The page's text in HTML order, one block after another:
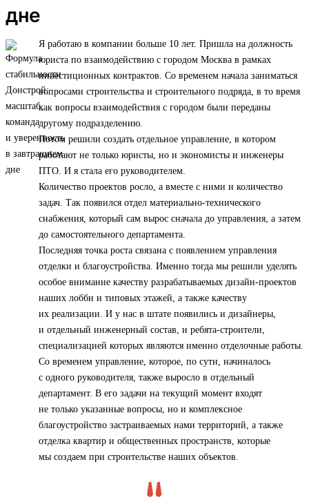
дне
Я работаю в компании больше 10 лет. Пришла на должность
юриста по взаимодействию с городом Москва в рамках
инвестиционных контрактов. Со временем начала заниматься
вопросами строительства и строительного подряда, в то время
как вопросы взаимодействия с городом были переданы
другому подразделению.
Потом решили создать отдельное управление, в котором
работают не только юристы, но и экономисты и инженеры
ПТО. И я стала его руководителем.
Количество проектов росло, а вместе с ними и количество
задач. Так появился отдел материально-технического
снабжения, который сам вырос сначала до управления, а затем
до самостоятельного департамента.
Последняя точка роста связана с появлением управления
отделки и благоустройства. Именно тогда мы решили уделять
особое внимание качеству разрабатываемых дизайн-проектов
наших лобби и типовых этажей, а также качеству
их реализации. И у нас в штате появились и дизайнеры,
и отдельный инженерный состав, и ребята-строители,
специализацией которых являются именно отделочные работы.
Со временем управление, которое, по сути, начиналось
с одного руководителя, также выросло в отдельный
департамент. В его задачи на текущий момент входят
не только указанные вопросы, но и комплексное
благоустройство застраиваемых нами территорий, а также
отделка квартир и общественных пространств, которые
мы создаем при строительстве наших объектов.